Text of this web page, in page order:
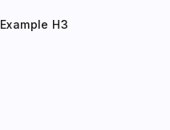
Example H3